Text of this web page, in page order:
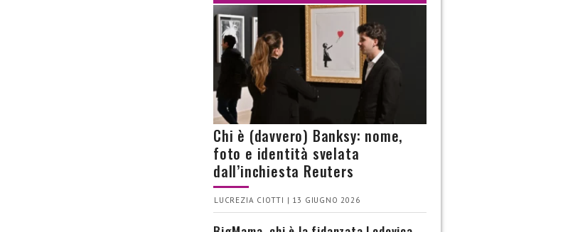
Chi è (davvero) Banksy: nome,
foto e identità svelata
dall’inchiesta Reuters
LUCREZIA CIOTTI | 13 GIUGNO 2026